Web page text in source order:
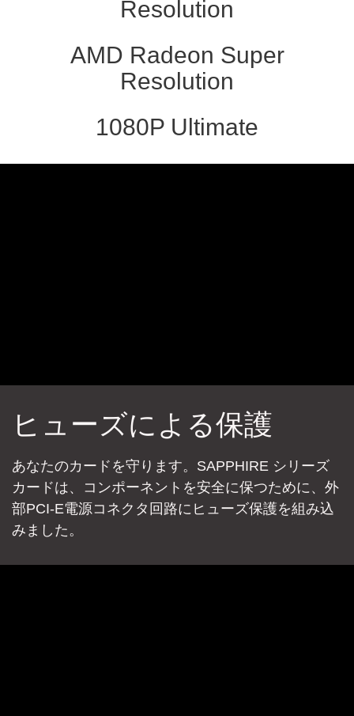
Resolution
AMD Radeon Super
Resolution
1080P Ultimate
ヒューズによる保護
あなたのカードを守ります。SAPPHIRE シリーズ
カードは、コンポーネントを安全に保つために、外
部PCI-E電源コネクタ回路にヒューズ保護を組み込
みました。